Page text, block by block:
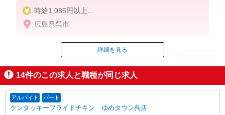
時給1,085円以上
残業が発生した場合、残業代を1分単位で別途支給し
広島県呉市
ID：AE0609998245
掲載期間終了
詳細を見る
14件のこの求人と職種が同じ求人
アルバイト パート
ケンタッキーフライドチキン ゆめタウン呉店